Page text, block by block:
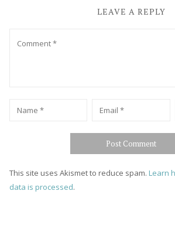
LEAVE A REPLY
Name Email
This site uses Akismet to reduce spam. Learn
data is processed.